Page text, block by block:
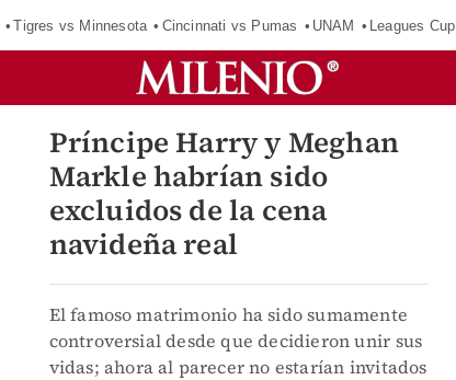
Tigres vs Minnesota Cincinnati vs Pumas UNAM Leagues Cup
Príncipe Harry y Meghan
Markle habrían sido
excluidos de la cena
navideña real
El famoso matrimonio ha sido sumamente
controversial desde que decidieron unir sus
vidas; ahora al parecer no estarían invitados